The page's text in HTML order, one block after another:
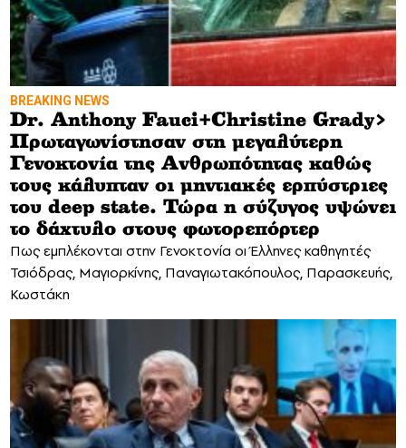
BREAKING NEWS
Dr. Anthony Fauci+Christine Grady>
Πρωταγωνίστησαν στη μεγαλύτερη
Γενοκτονία της Ανθρωπότητας καθώς
τους κάλυπταν οι μηντιακές ερπύστριες
του deep state. Τώρα η σύζυγος υψώνει
το δάχτυλο στους φωτορεπόρτερ
Πως εμπλέκονται στην Γενοκτονία οι Έλληνες καθηγητές
Τσιόδρας, Μαγιορκίνης, Παναγιωτακόπουλος, Παρασκευής,
Κωστάκη